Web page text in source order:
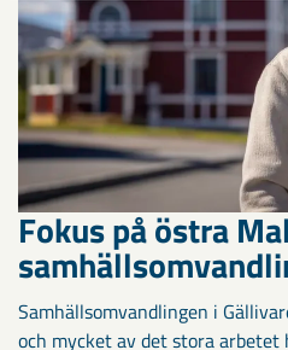
Fokus på östra
Samhällsomvandlingen i
och mycket av det stora arbetet